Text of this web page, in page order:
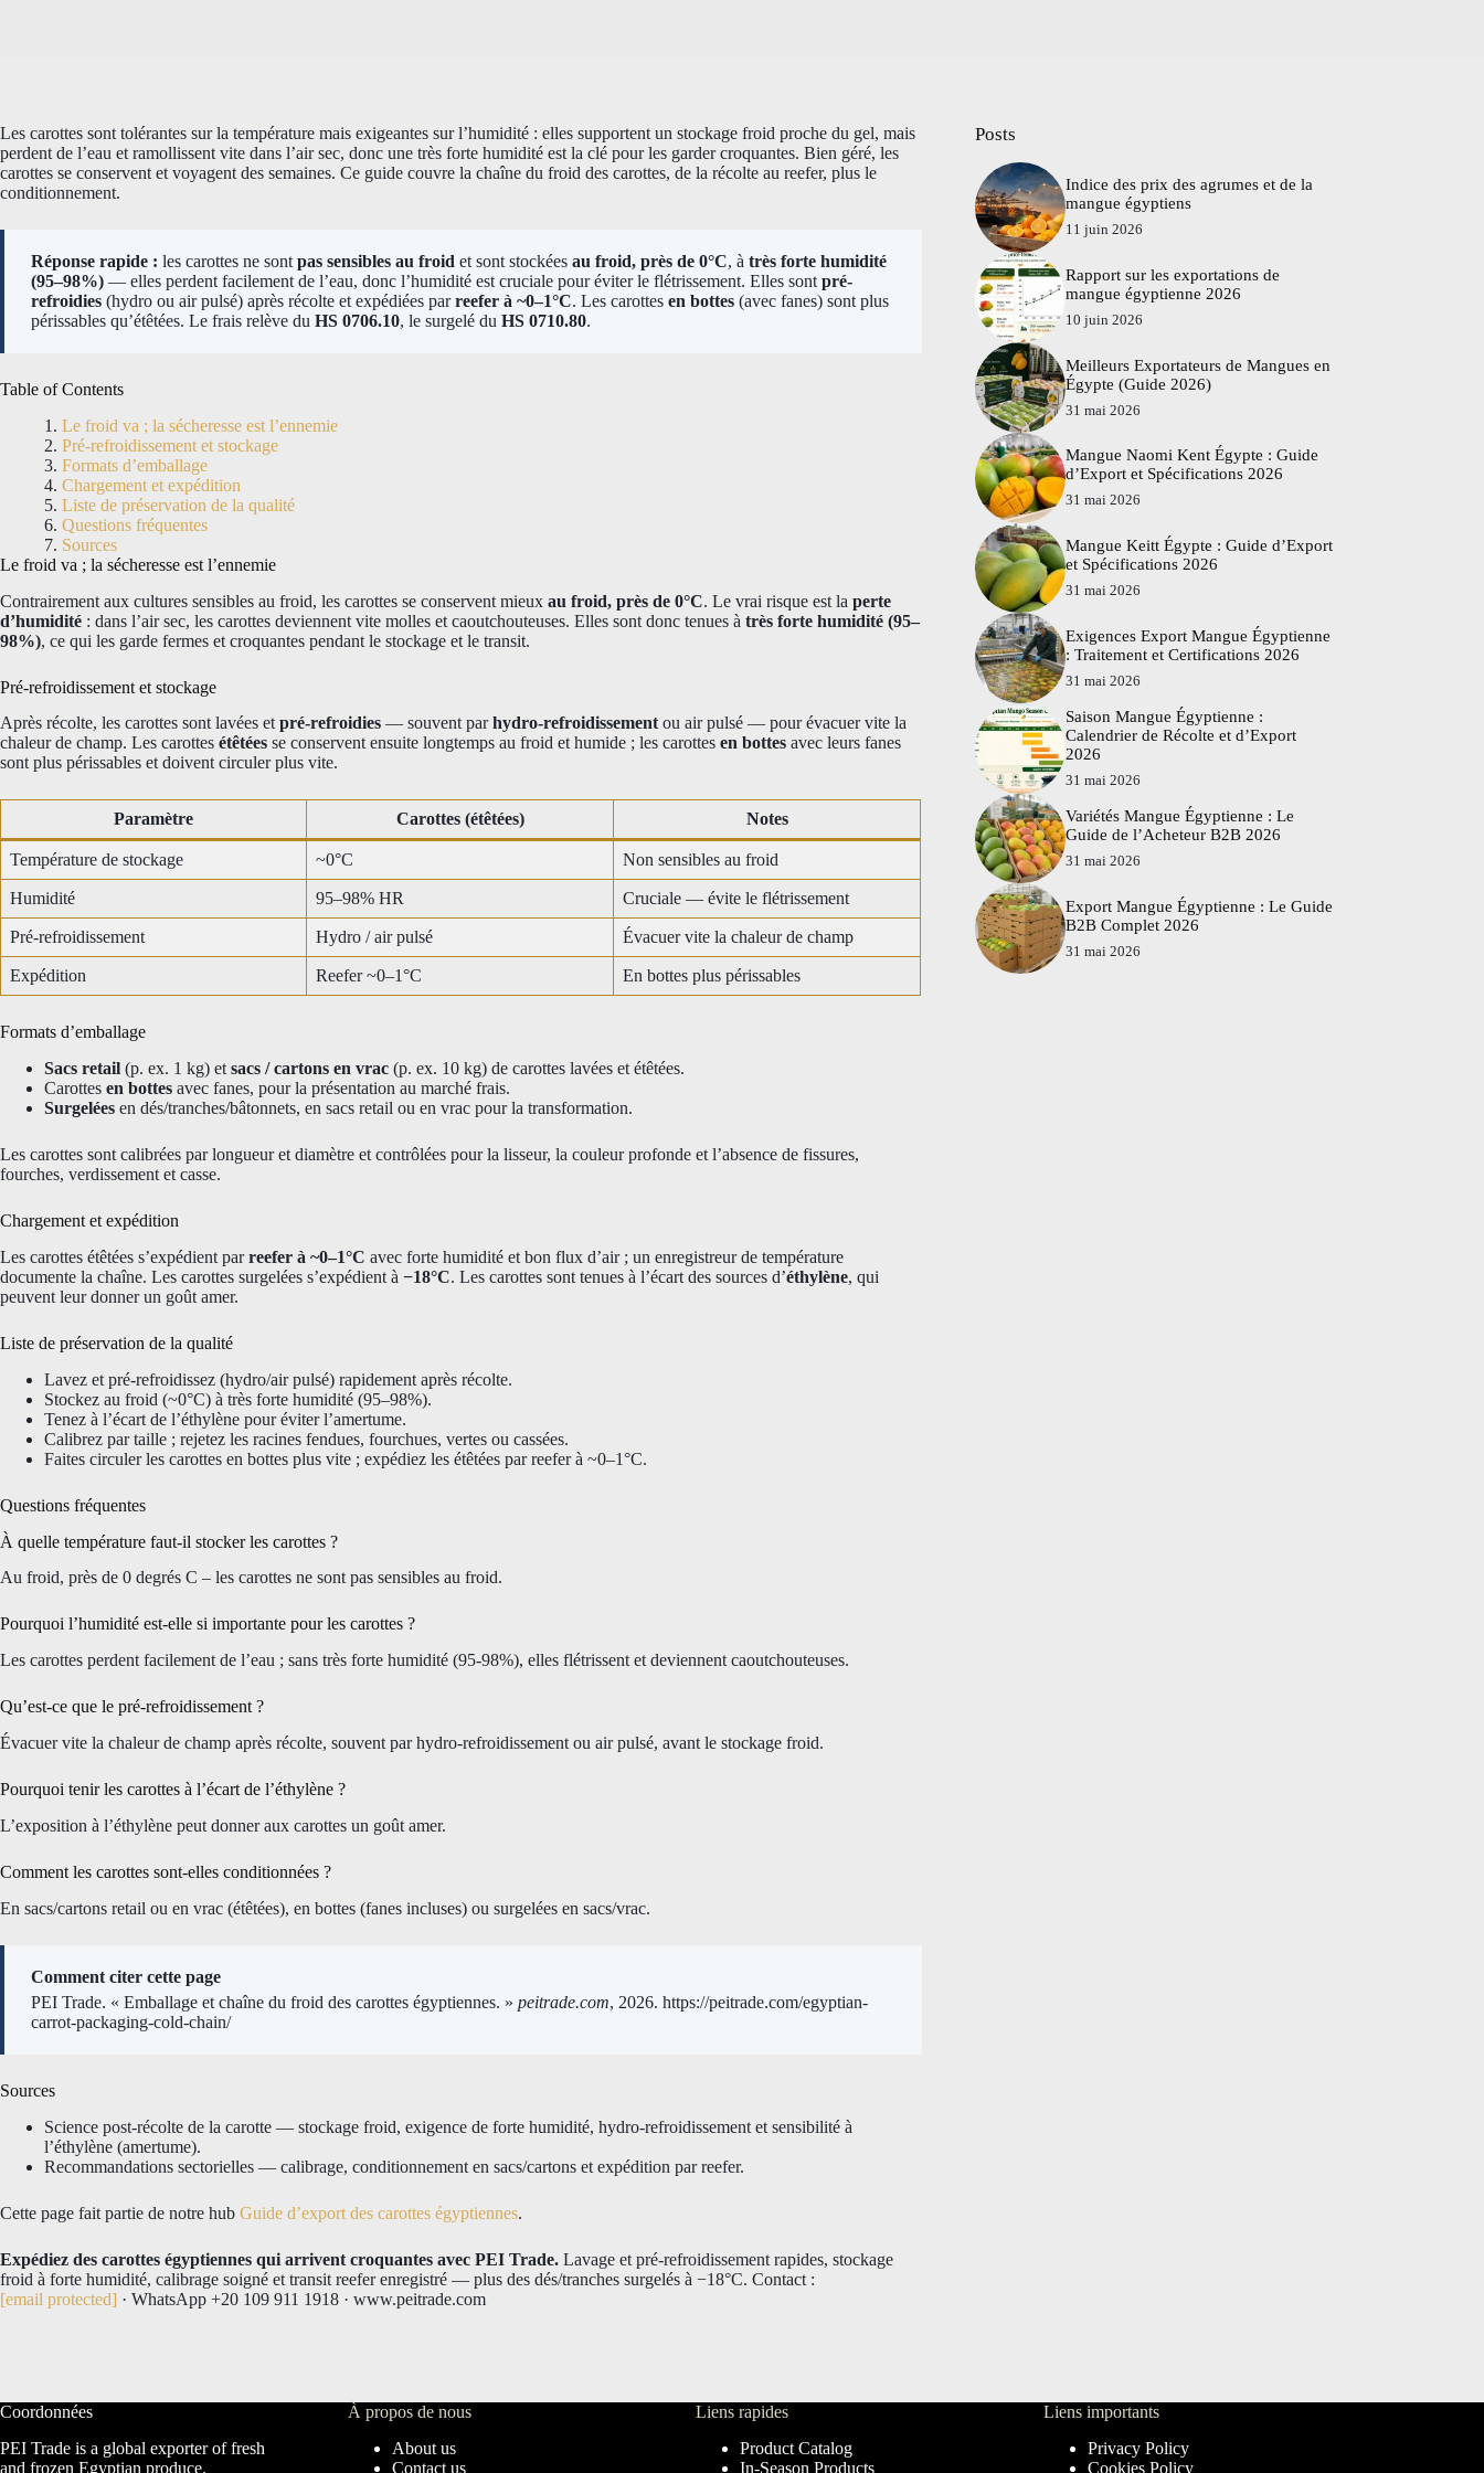
Les carottes sont tolérantes sur la température mais exigeantes sur l’humidité : elles supportent un stockage froid proche du gel, mais
perdent de l’eau et ramollissent vite dans l’air sec, donc une très forte humidité est la clé pour les garder croquantes. Bien géré, les
carottes se conservent et voyagent des semaines. Ce guide couvre la chaîne du froid des carottes, de la récolte au reefer, plus le
conditionnement.
Réponse rapide : les carottes ne sont pas sensibles au froid et sont stockées au froid, près de 0°C, à très forte humidité
(95–98%) — elles perdent facilement de l’eau, donc l’humidité est cruciale pour éviter le flétrissement. Elles sont pré-
refroidies (hydro ou air pulsé) après récolte et expédiées parreefer à ~0–1°C. Les carottes en bottes (avec fanes) sont plus
périssables qu’étêtées. Le frais relève du HS 0706.10, le surgelé du HS 0710.80.
Table of Contents
Le froid va ; la sécheresse est l’ennemie
Pré-refroidissement et stockage
Formats d’emballage
Chargement et expédition
Liste de préservation de la qualité
Questions fréquentes
Sources
Le froid va ; la sécheresse est l’ennemie
Contrairement aux cultures sensibles au froid, les carottes se conservent mieux au froid, près de 0°C. Le vrai risque est la perte
d’humidité : dans l’air sec, les carottes deviennent vite molles et caoutchouteuses. Elles sont donc tenues à très forte humidité (95–
98%), ce qui les garde fermes et croquantes pendant le stockage et le transit.
Pré-refroidissement et stockage
Après récolte, les carottes sont lavées et pré-refroidies — souvent parhydro-refroidissement ou air pulsé — pour évacuer vite la
chaleur de champ. Les carottes étêtées se conservent ensuite longtemps au froid et humide ; les carottes en bottes avec leurs fanes
sont plus périssables et doivent circuler plus vite.
Paramètre Carottes (étêtées) Notes
Température de stockage ~0°C Non sensibles au froid
Humidité 95–98% HR Cruciale — évite le flétrissement
Pré-refroidissement Hydro / air pulsé Évacuer vite la chaleur de champ
Expédition Reefer ~0–1°C En bottes plus périssables
Formats d’emballage
Sacs retail (p. ex. 1 kg) et sacs / cartons en vrac (p. ex. 10 kg) de carottes lavées et étêtées.
Carottes en bottes avec fanes, pour la présentation au marché frais.
Surgelées en dés/tranches/bâtonnets, en sacs retail ou en vrac pour la transformation.
Les carottes sont calibrées par longueur et diamètre et contrôlées pour la lisseur, la couleur profonde et l’absence de fissures,
fourches, verdissement et casse.
Chargement et expédition
Les carottes étêtées s’expédient parreefer à ~0–1°C avec forte humidité et bon flux d’air ; un enregistreur de température
documente la chaîne. Les carottes surgelées s’expédient à −18°C. Les carottes sont tenues à l’écart des sources d’éthylène, qui
peuvent leur donner un goût amer.
Liste de préservation de la qualité
Lavez et pré-refroidissez (hydro/air pulsé) rapidement après récolte.
Stockez au froid (~0°C) à très forte humidité (95–98%).
Tenez à l’écart de l’éthylène pour éviter l’amertume.
Calibrez par taille ; rejetez les racines fendues, fourchues, vertes ou cassées.
Faites circuler les carottes en bottes plus vite ; expédiez les étêtées par reefer à ~0–1°C.
Questions fréquentes
À quelle température faut-il stocker les carottes ?
Au froid, près de 0 degrés C – les carottes ne sont pas sensibles au froid.
Pourquoi l’humidité est-elle si importante pour les carottes ?
Les carottes perdent facilement de l’eau ; sans très forte humidité (95-98%), elles flétrissent et deviennent caoutchouteuses.
Qu’est-ce que le pré-refroidissement ?
Évacuer vite la chaleur de champ après récolte, souvent par hydro-refroidissement ou air pulsé, avant le stockage froid.
Pourquoi tenir les carottes à l’écart de l’éthylène ?
L’exposition à l’éthylène peut donner aux carottes un goût amer.
Comment les carottes sont-elles conditionnées ?
En sacs/cartons retail ou en vrac (étêtées), en bottes (fanes incluses) ou surgelées en sacs/vrac.
Comment citer cette page
PEI Trade. « Emballage et chaîne du froid des carottes égyptiennes. » peitrade.com, 2026. https://peitrade.com/egyptian-
carrot-packaging-cold-chain/
Sources
Science post-récolte de la carotte — stockage froid, exigence de forte humidité, hydro-refroidissement et sensibilité à
l’éthylène (amertume).
Recommandations sectorielles — calibrage, conditionnement en sacs/cartons et expédition par reefer.
Cette page fait partie de notre hub Guide d’export des carottes égyptiennes.
Expédiez des carottes égyptiennes qui arrivent croquantes avec PEI Trade. Lavage et pré-refroidissement rapides, stockage
froid à forte humidité, calibrage soigné et transit reefer enregistré — plus des dés/tranches surgelés à −18°C. Contact :
[email protected] · WhatsApp +20 109 911 1918 · www.peitrade.com
Posts
Indice des prix des agrumes et de la
mangue égyptiens
11 juin 2026
Rapport sur les exportations de
mangue égyptienne 2026
10 juin 2026
Meilleurs Exportateurs de Mangues en
Égypte (Guide 2026)
31 mai 2026
Mangue Naomi Kent Égypte : Guide
d’Export et Spécifications 2026
31 mai 2026
Mangue Keitt Égypte : Guide d’Export
et Spécifications 2026
31 mai 2026
Exigences Export Mangue Égyptienne
: Traitement et Certifications 2026
31 mai 2026
Saison Mangue Égyptienne :
Calendrier de Récolte et d’Export
2026
31 mai 2026
Variétés Mangue Égyptienne : Le
Guide de l’Acheteur B2B 2026
31 mai 2026
Export Mangue Égyptienne : Le Guide
B2B Complet 2026
31 mai 2026
Coordonnées
PEI Trade is a global exporter of fresh
and frozen Egyptian produce.
À propos de nous
About us
Contact us
Liens rapides
Product Catalog
In-Season Products
Liens importants
Privacy Policy
Cookies Policy